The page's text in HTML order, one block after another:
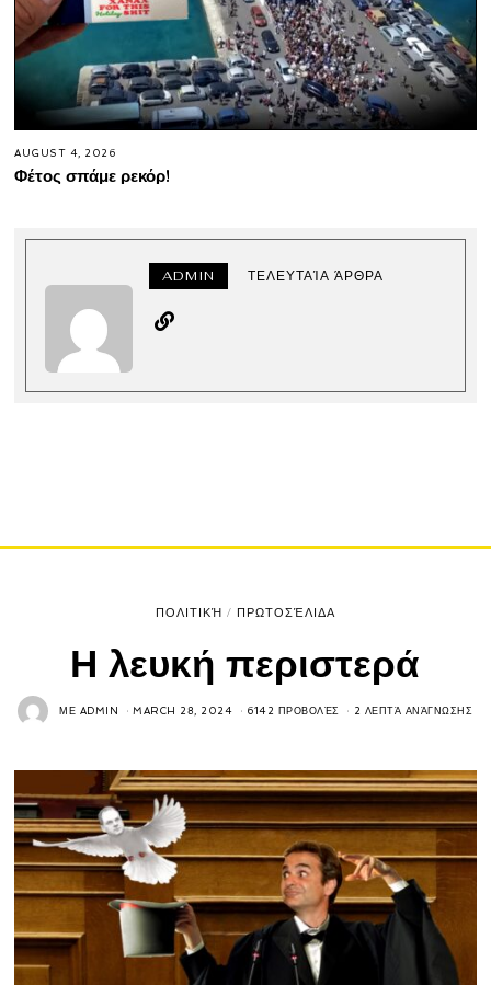
AUGUST 4, 2026
Φέτος σπάμε ρεκόρ!
ADMIN ΤΕΛΕΥΤΑΊΑ ΆΡΘΡΑ
ΠΟΛΙΤΙΚΉ / ΠΡΩΤΟΣΈΛΙΔΑ
Η λευκή περιστερά
ΜΕ ADMIN MARCH 28, 2024 6142 ΠΡΟΒΟΛΈΣ 2 ΛΕΠΤΆ ΑΝΆΓΝΩΣΗΣ